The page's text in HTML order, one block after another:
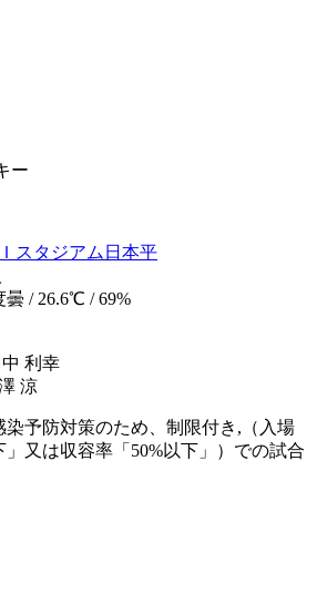
ー
Ｉスタジアム日本平
曇 / 26.6℃ / 69%
利幸
涼
染予防対策のため、制限付き,（入場
」又は収容率「50%以下」）での試合